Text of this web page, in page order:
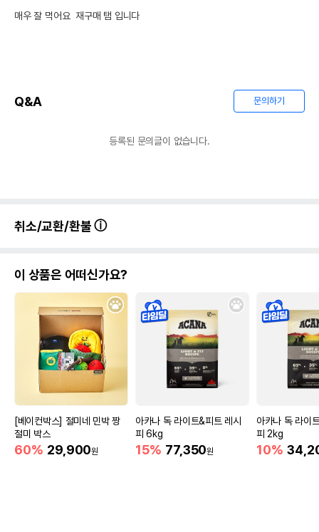
매우 잘 먹어요  재구매 탬 입니다
Q&A 문의하기
등록된 문의글이 없습니다.
취소/교환/환불
이 상품은 어떠신가요?
[베이컨박스] 절미네 민박 짱
절미 박스
60% 29,900원
아카나 독 라이트&피트 레시
피 6kg
15% 77,350원
아카나 독 라이
피 2kg
10%